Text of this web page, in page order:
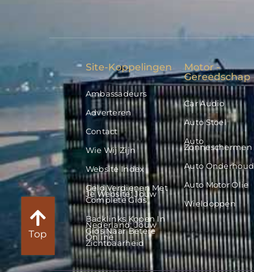
Top
Site-Koppelingen
Ambassadeurs
Adverteren
Contact
Wie Wij Zijn
Website Index
Geld Verdienen Met
Je Website: Jouw
Complete Gids
Backlinks Kopen In
Nederland: Jouw
Gids Naar Betere
Online
Zichtbaarheid
Motor -
Gereedschap
Car Audio
Auto Stoel
Auto
Zonneschermen
Auto Onderhoud
Auto Motor Olie
Wieldoppen